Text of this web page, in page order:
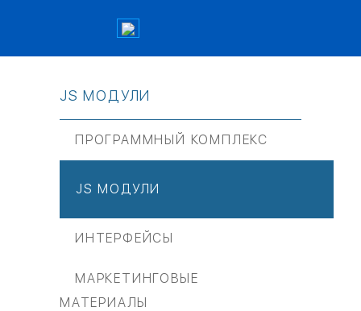
JS МОДУЛИ
ПРОГРАММНЫЙ КОМПЛЕКС
JS МОДУЛИ
ИНТЕРФЕЙСЫ
МАРКЕТИНГОВЫЕ
МАТЕРИАЛЫ